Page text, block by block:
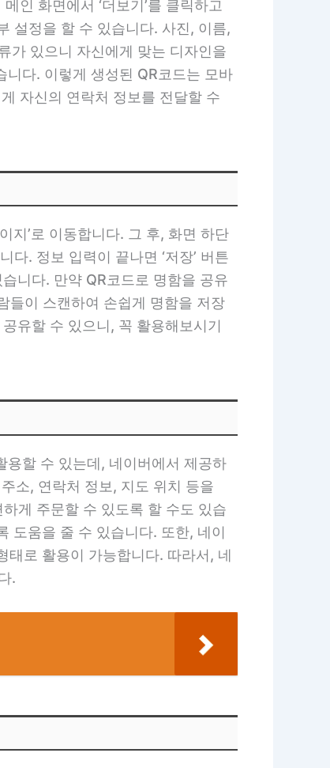
인 화면에서 ‘더보기’를 클릭하고
설정을 할 수 있습니다. 사진, 이름,
가 있으니 자신에게 맞는 디자인을
니다. 이렇게 생성된 QR코드는 모바
자신의 연락처 정보를 전달할 수
지’로 이동합니다. 그 후, 화면 하단
다. 정보 입력이 끝나면 ‘저장’ 버튼
니다. 만약 QR코드로 명함을 공유
들이 스캔하여 손쉽게 명함을 저장
유할 수 있으니, 꼭 활용해보시기
용할 수 있는데, 네이버에서 제공하
소, 연락처 정보, 지도 위치 등을
게 주문할 수 있도록 할 수도 있습
도움을 줄 수 있습니다. 또한, 네이
태로 활용이 가능합니다. 따라서, 네
.